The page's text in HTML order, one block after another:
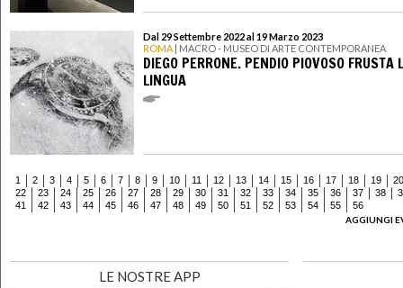
Dal 29 Settembre 2022 al 19 Marzo 2023
ROMA | MACRO - MUSEO DI ARTE CONTEMPORANEA
DIEGO PERRONE. PENDIO PIOVOSO FRUSTA
LINGUA
1 2 3 4 5 6 7 8 9 10 11 12 13 14 15 16 17 18 19
20
22
23 24 25 26 27 28 29 30 31 32 33 34 35 36 37 38
41
42 43 44 45 46 47 48 49 50 51 52 53 54 55
56
AGGIUNGI
LE NOSTRE APP